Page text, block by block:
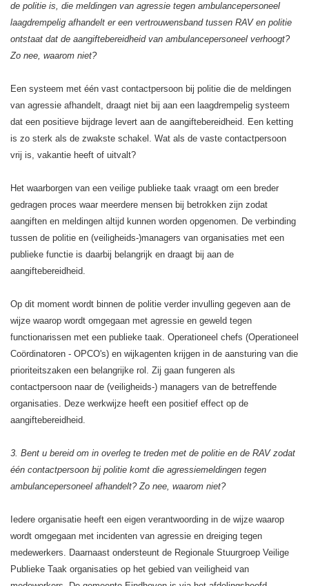
de politie is, die meldingen van agressie tegen ambulancepersoneel
laagdrempelig afhandelt er een vertrouwensband tussen RAV en politie
ontstaat dat de aangiftebereidheid van ambulancepersoneel verhoogt?
Zo nee, waarom niet?
Een systeem met één vast contactpersoon bij politie die de meldingen
van agressie afhandelt, draagt niet bij aan een laagdrempelig systeem
dat een positieve bijdrage levert aan de aangiftebereidheid. Een ketting
is zo sterk als de zwakste schakel. Wat als de vaste contactpersoon
vrij is, vakantie heeft of uitvalt?
Het waarborgen van een veilige publieke taak vraagt om een breder
gedragen proces waar meerdere mensen bij betrokken zijn zodat
aangiften en meldingen altijd kunnen worden opgenomen. De verbinding
tussen de politie en (veiligheids-)managers van organisaties met een
publieke functie is daarbij belangrijk en draagt bij aan de
aangiftebereidheid.
Op dit moment wordt binnen de politie verder invulling gegeven aan de
wijze waarop wordt omgegaan met agressie en geweld tegen
functionarissen met een publieke taak. Operationeel chefs (Operationeel
Coördinatoren - OPCO's) en wijkagenten krijgen in de aansturing van die
prioriteitszaken een belangrijke rol. Zij gaan fungeren als
contactpersoon naar de (veiligheids-) managers van de betreffende
organisaties. Deze werkwijze heeft een positief effect op de
aangiftebereidheid.
3. Bent u bereid om in overleg te treden met de politie en de RAV zodat
één contactpersoon bij politie komt die agressiemeldingen tegen
ambulancepersoneel afhandelt? Zo nee, waarom niet?
Iedere organisatie heeft een eigen verantwoording in de wijze waarop
wordt omgegaan met incidenten van agressie en dreiging tegen
medewerkers. Daarnaast ondersteunt de Regionale Stuurgroep Veilige
Publieke Taak organisaties op het gebied van veiligheid van